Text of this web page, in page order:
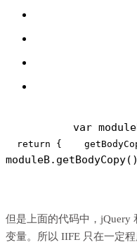
var
return {
moduleB.getBodyCopy()
但是上面的代码中，
变量。所以 IIFE 只在一定